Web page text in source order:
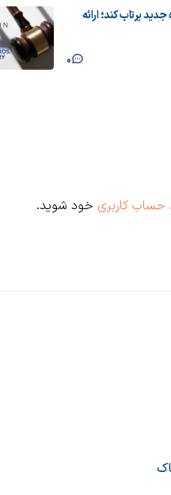
ماهواره جدید پرتاب کند؛ ارائه
0
حساب کاربری خود شوید.